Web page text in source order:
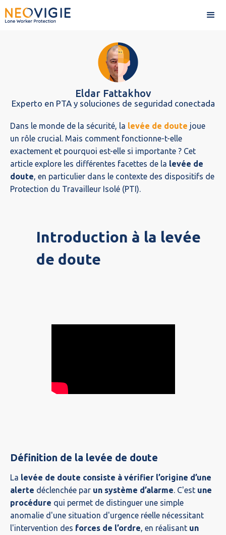
Accueil>Guides>
isolé c'est quoi ?
Eldar Fattakhov
Experto en PTA y soluciones de seguridad conectada
Dans le monde de la sécurité, la levée de doute joue
un rôle crucial. Mais comment fonctionne-t-elle
exactement et pourquoi est-elle si importante ? Cet
article explore les différentes facettes de la levée de
doute, en particulier dans le contexte des dispositifs de
Protection du Travailleur Isolé (PTI).
Introduction à la levée
de doute
Définition de la levée de doute
La levée de doute consiste à vérifier l’origine d’une
alerte déclenchée par un système d’alarme . C'est une
procédure qui permet de distinguer une simple
anomalie d'une situation d'urgence réelle nécessitant
l'intervention des forces de l’ordre , en réalisant un